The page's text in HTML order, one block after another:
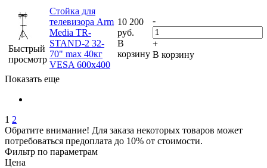
Быстрый
просмотр
Стойка для
телевизора Arm
Media TR-
STAND-2 32-
70" max 40кг
VESA 600х400
10 200
руб.
В
корзину
-
+
В корзину
Показать еще
1 2
Обратите внимание! Для заказа некоторых товаров может
потребоваться предоплата до 10% от стоимости.
Фильтр по параметрам
Цена